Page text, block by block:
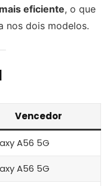
eficiente, o que
nos dois modelos.
Vencedor
A56 5G
A56 5G